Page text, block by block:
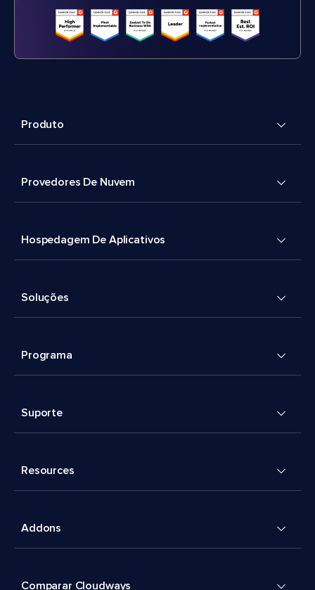
Produto
Provedores De Nuvem
Hospedagem De Aplicativos
Soluções
Programa
Suporte
Resources
Addons
Comparar Cloudways